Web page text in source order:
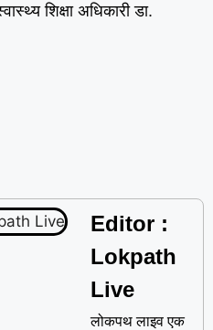
शिक्षा अधिकारी डा.
Editor :
Lokpath
Live
लोकपथ लाइव एक